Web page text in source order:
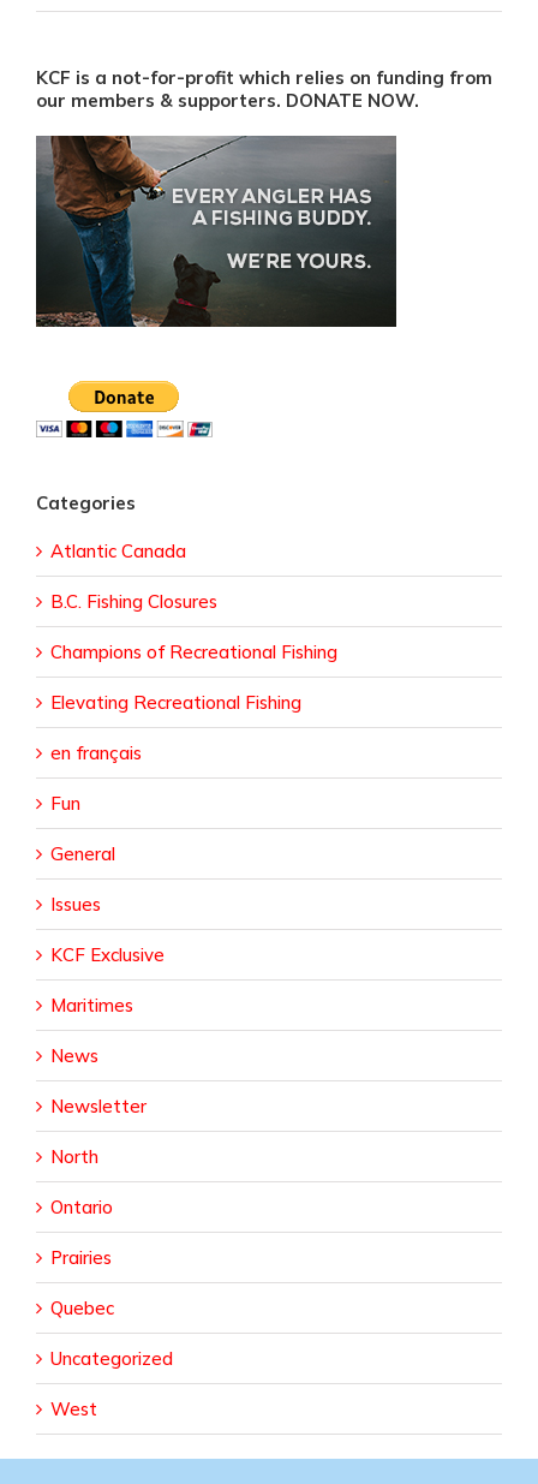
KCF is a not-for-profit which relies on funding from
our members & supporters. DONATE NOW.
Categories
Atlantic Canada
B.C. Fishing Closures
Champions of Recreational Fishing
Elevating Recreational Fishing
en français
Fun
General
Issues
KCF Exclusive
Maritimes
News
Newsletter
North
Ontario
Prairies
Quebec
Uncategorized
West